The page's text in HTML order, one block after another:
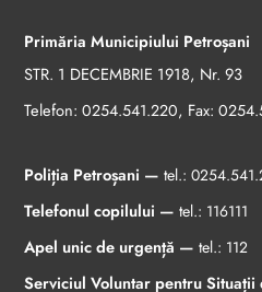
Primăria Municipiului Petroșani
STR. 1 DECEMBRIE 1918, Nr. 93
Telefon: 0254.541.220, Fax:
Poliția Petroșani — tel.:
Telefonul copilului — tel.: 116111
Apel unic de urgență — tel.: 112
Serviciul Voluntar pentru Situații